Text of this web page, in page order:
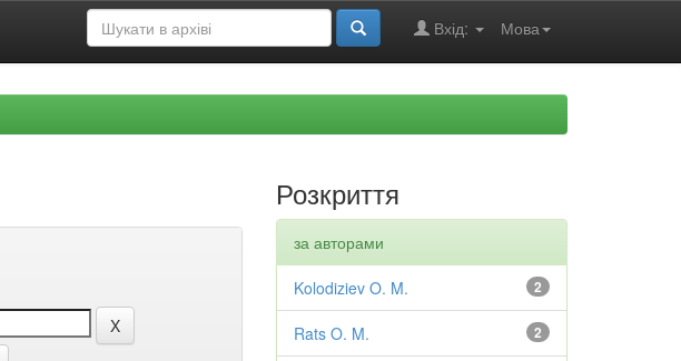
Мова
Вхід:
Розкриття
за авторами
2
Kolodiziev O. M.
2
Rats O. M.